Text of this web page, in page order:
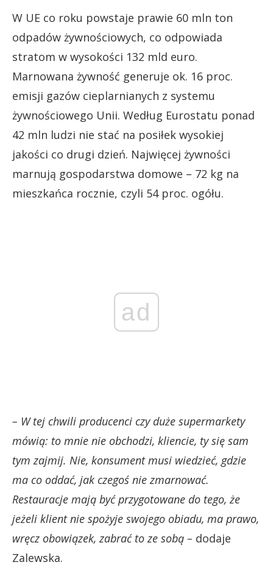
W UE co roku powstaje prawie 60 mln ton
odpadów żywnościowych, co odpowiada
stratom w wysokości 132 mld euro.
Marnowana żywność generuje ok. 16 proc.
emisji gazów cieplarnianych z systemu
żywnościowego Unii. Według Eurostatu ponad
42 mln ludzi nie stać na posiłek wysokiej
jakości co drugi dzień. Najwięcej żywności
marnują gospodarstwa domowe – 72 kg na
mieszkańca rocznie, czyli 54 proc. ogółu.
ad
– W tej chwili producenci czy duże supermarkety
mówią: to mnie nie obchodzi, kliencie, ty się sam
tym zajmij. Nie, konsument musi wiedzieć, gdzie
ma co oddać, jak czegoś nie zmarnować.
Restauracje mają być przygotowane do tego, że
jeżeli klient nie spożyje swojego obiadu, ma prawo,
wręcz obowiązek, zabrać to ze sobą – dodaje
Zalewska.